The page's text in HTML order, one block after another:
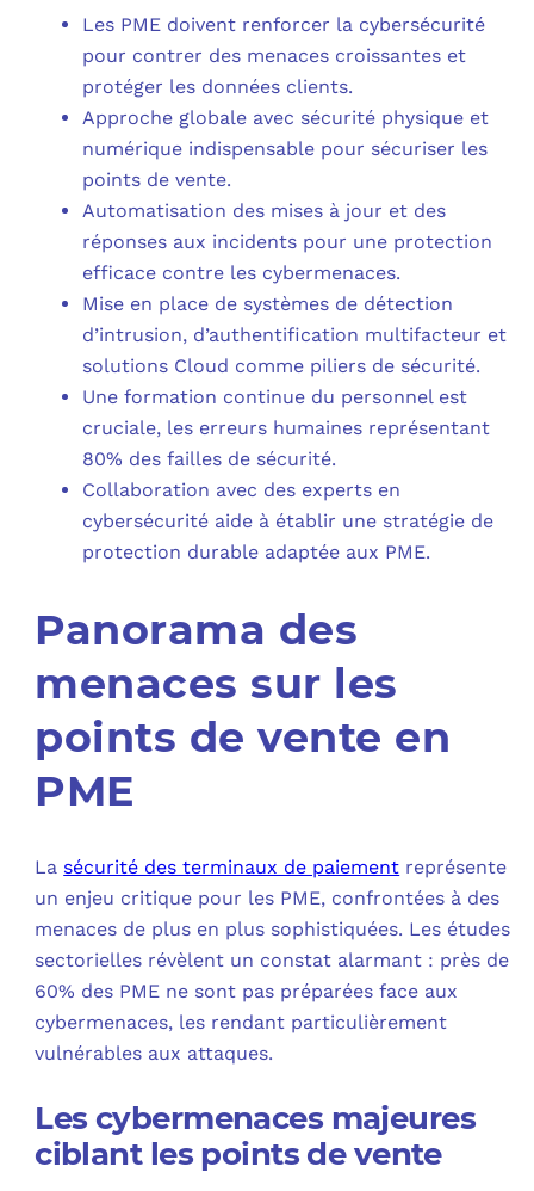
Les PME doivent renforcer la cybersécurité
pour contrer des menaces croissantes et
protéger les données clients.
Approche globale avec sécurité physique et
numérique indispensable pour sécuriser les
points de vente.
Automatisation des mises à jour et des
réponses aux incidents pour une protection
efficace contre les cybermenaces.
Mise en place de systèmes de détection
d’intrusion, d’authentification multifacteur et
solutions Cloud comme piliers de sécurité.
Une formation continue du personnel est
cruciale, les erreurs humaines représentant
80% des failles de sécurité.
Collaboration avec des experts en
cybersécurité aide à établir une stratégie de
protection durable adaptée aux PME.
Panorama des
menaces sur les
points de vente en
PME
La sécurité des terminaux de paiement représente
un enjeu critique pour les PME, confrontées à des
menaces de plus en plus sophistiquées. Les études
sectorielles révèlent un constat alarmant : près de
60% des PME ne sont pas préparées face aux
cybermenaces, les rendant particulièrement
vulnérables aux attaques.
Les cybermenaces majeures
ciblant les points de vente